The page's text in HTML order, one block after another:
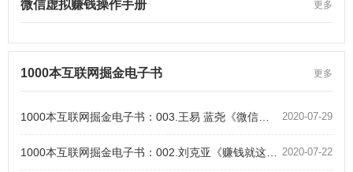
微信虚拟赚钱操作手册 更多
1000本互联网掘金电子书 更多
2020-07-29
1000本互联网掘金电子书：003.王易 蓝尧《微信，这么玩才赚钱》
2020-07-22
1000本互联网掘金电子书：002.刘克亚《赚钱就这么简单》